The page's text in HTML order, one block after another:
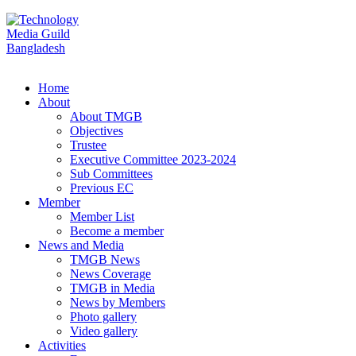
Home
About
About TMGB
Objectives
Trustee
Executive Committee 2023-2024
Sub Committees
Previous EC
Member
Member List
Become a member
News and Media
TMGB News
News Coverage
TMGB in Media
News by Members
Photo gallery
Video gallery
Activities